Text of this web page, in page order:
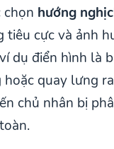
chọn hướng
tiêu cực và ảnh
dụ điển hình là
quay lưng
chủ nhân bị